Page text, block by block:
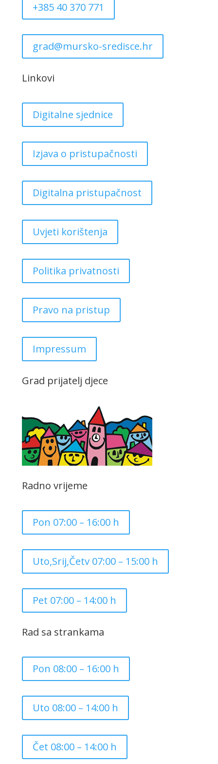
+385 40 370 771
grad@mursko-sredisce.hr
Linkovi
Digitalne sjednice
Izjava o pristupačnosti
Digitalna pristupačnost
Uvjeti korištenja
Politika privatnosti
Pravo na pristup
Impressum
Grad prijatelj djece
Radno vrijeme
Pon 07:00 – 16:00 h
Uto,Srij,Četv 07:00 – 15:00 h
Pet 07:00 – 14:00 h
Rad sa strankama
Pon 08:00 – 16:00 h
Uto 08:00 – 14:00 h
Čet 08:00 – 14:00 h